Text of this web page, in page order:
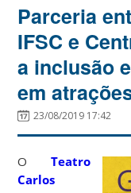
Parceria
IFSC e
a inclusão
em
23/08/2019 17:42
OTeatro
Carlos